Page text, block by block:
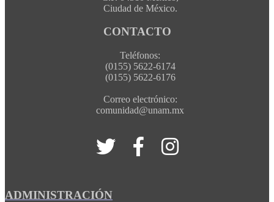
Ciudad de México.
CONTACTO
Teléfonos:
(0155) 5622-6174
(0155) 5622-6176
Correo electrónico:
comunidad@unam.mx
ADMINISTRACIÓN